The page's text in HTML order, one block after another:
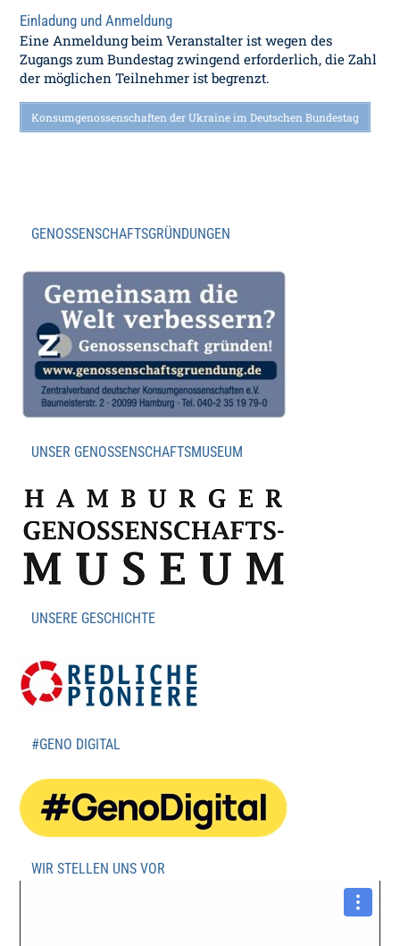
Einladung und Anmeldung
Eine Anmeldung beim Veranstalter ist wegen des
Zugangs zum Bundestag zwingend erforderlich, die Zahl
der möglichen Teilnehmer ist begrenzt.
Konsumgenossenschaften der Ukraine im Deutschen Bundestag
GENOSSENSCHAFTSGRÜNDUNGEN
UNSER GENOSSENSCHAFTSMUSEUM
UNSERE GESCHICHTE
#GENO DIGITAL
WIR STELLEN UNS VOR